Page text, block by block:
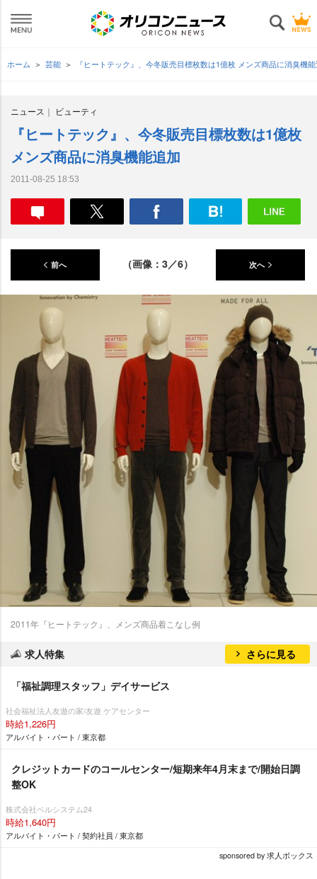
ホーム 芸能 『ヒートテック』、今冬販売目標枚数は1億枚 メンズ商品に消臭機
ニュース ビューティ
『ヒートテック』、今冬販売目標枚数は1億枚
メンズ商品に消臭機能追加
2011-08-25 18:53
前へ （画像：3／6） 次へ
2011年『ヒートテック』、メンズ商品着こなし例
求人特集 さらに見る
「福祉調理スタッフ」デイサービス
社会福祉法人友遊の家/友遊 ケアセンター
時給1,226円
アルバイト・パート / 東京都
クレジットカードのコールセンター/短期来年4月末まで/開始日調
整OK
株式会社ベルシステム24
時給1,640円
アルバイト・パート / 契約社員 / 東京都
sponsored by 求人ボックス